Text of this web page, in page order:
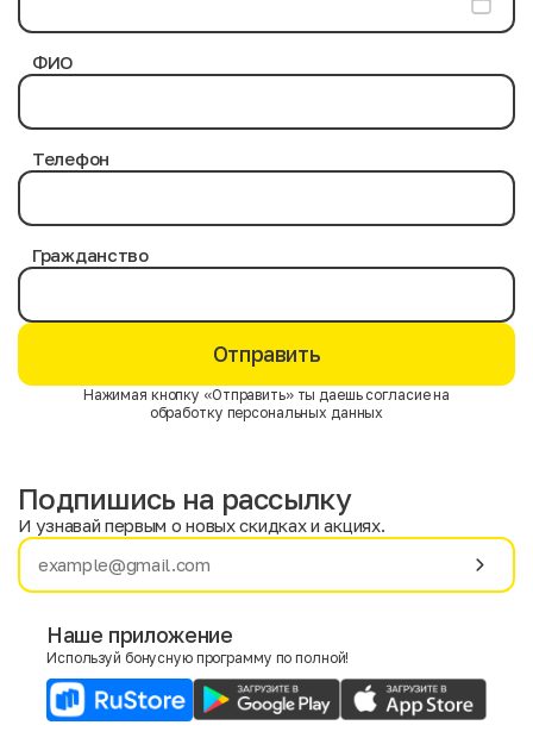
ФИО
Телефон
Гражданство
Отправить
Нажимая кнопку «Отправить» ты даешь согласие на
обработку персональных данных
Имя
E-mail
Подпишись на рассылку
И узнавай первым о новых скидках и акциях.
Наше приложение
Используй бонусную программу по полной!